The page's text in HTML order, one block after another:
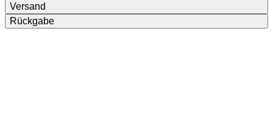
Versand
Rückgabe